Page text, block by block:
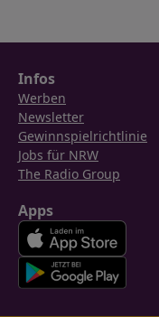
Infos
Werben
Newsletter
Gewinnspielrichtlinie
Jobs für NRW
The Radio Group
Apps